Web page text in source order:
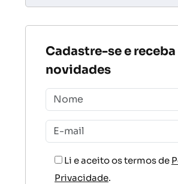
Cadastre-se e receba
novidades
Li e aceito os termos de
Privacidade.